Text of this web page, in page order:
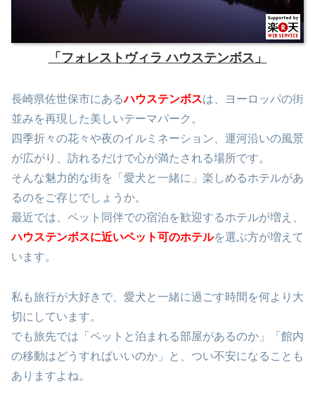
「フォレストヴィラ ハウステンボス」
長崎県佐世保市にあるハウステンボスは、ヨーロッパの街
並みを再現した美しいテーマパーク。
四季折々の花々や夜のイルミネーション、運河沿いの風景
が広がり、訪れるだけで心が満たされる場所です。
そんな魅力的な街を「愛犬と一緒に」楽しめるホテルがあ
るのをご存じでしょうか。
最近では、ペット同伴での宿泊を歓迎するホテルが増え、
ハウステンボスに近いペット可のホテルを選ぶ方が増えて
います。
私も旅行が大好きで、愛犬と一緒に過ごす時間を何より大
切にしています。
でも旅先では「ペットと泊まれる部屋があるのか」「館内
の移動はどうすればいいのか」と、つい不安になることも
ありますよね。